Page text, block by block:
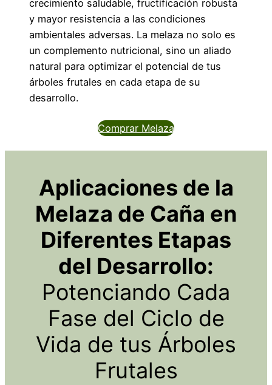
crecimiento saludable, fructificación robusta
y mayor resistencia a las condiciones
ambientales adversas. La melaza no solo es
un complemento nutricional, sino un aliado
natural para optimizar el potencial de tus
árboles frutales en cada etapa de su
desarrollo.
Comprar Melaza
Aplicaciones de la
Melaza de Caña en
Diferentes Etapas
del Desarrollo:
Potenciando Cada
Fase del Ciclo de
Vida de tus Árboles
Frutales